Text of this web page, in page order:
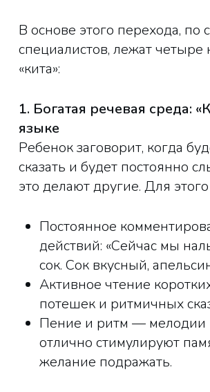
В основе этого перехода, по
специалистов, лежат
«кита»:
1. Богатая речевая среда:
языке
Ребенок заговорит, когда
сказать и будет постоянно
это делают другие. Для
Постоянное
действий: «Сейчас мы
сок. Сок вкусный,
Активное чтение
потешек и ритмичных
Пение и ритм —
отлично стимулируют
желание подражать.